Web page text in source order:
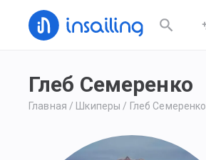
Глеб Семеренко
Главная / Шкиперы / Глеб Семеренко